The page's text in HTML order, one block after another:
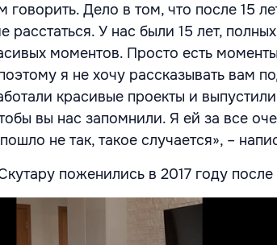
говорить. Дело в том, что после 15
У нас были 15 лет,
моментов. Просто есть
я не хочу рассказывать вам
красивые проекты и
вы нас запомнили. Я ей за все
не так, такое случается», –
поженились в 2017 году после